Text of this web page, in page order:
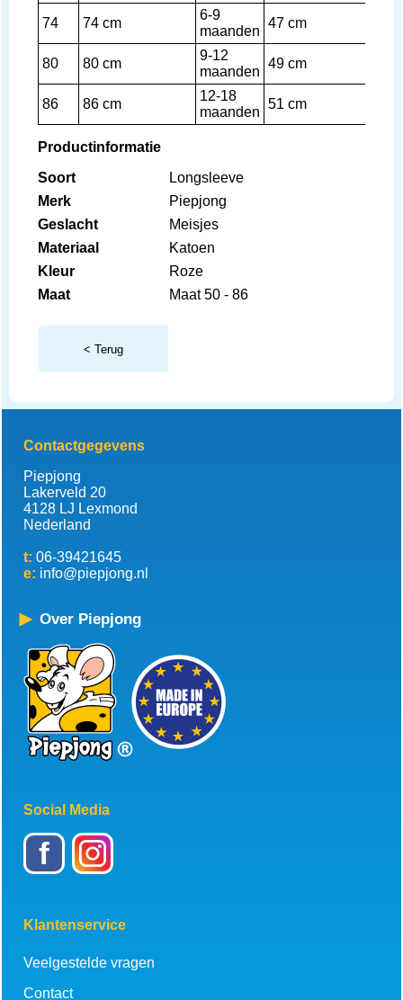
74 74 cm
6-9
maanden
47 cm
80 80 cm
9-12
maanden
49 cm
86 86 cm
12-18
maanden
51 cm
Productinformatie
Soort
Longsleeve
Merk
Piepjong
Geslacht
Meisjes
Materiaal
Katoen
Kleur
Roze
Maat
Maat 50 - 86
< Terug
Contactgegevens
Piepjong
Lakerveld 20
4128 LJ Lexmond
Nederland
t: 06-39421645
e: info@piepjong.nl
Over Piepjong
Social Media
f
Klantenservice
Veelgestelde vragen
Contact